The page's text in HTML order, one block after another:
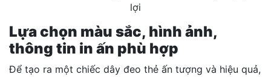
lợi
Lựa chọn màu sắc, hình ảnh,
thông tin in ấn phù hợp
Để tạo ra một chiếc dây đeo thẻ ấn tượng và hiệu quả,